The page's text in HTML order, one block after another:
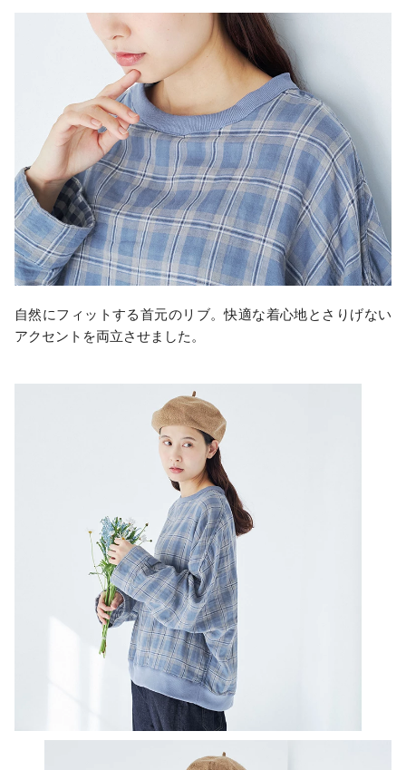
自然にフィットする首元のリブ。快適な着心地とさりげない
アクセントを両立させました。